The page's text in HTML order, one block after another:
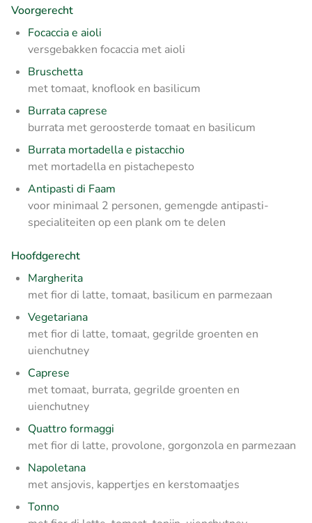
Voorgerecht
Focaccia e aioli
versgebakken focaccia met aioli
Bruschetta
met tomaat, knoflook en basilicum
Burrata caprese
burrata met geroosterde tomaat en basilicum
Burrata mortadella e pistacchio
met mortadella en pistachepesto
Antipasti di Faam
voor minimaal 2 personen, gemengde antipasti-
specialiteiten op een plank om te delen
Hoofdgerecht
Margherita
met fior di latte, tomaat, basilicum en parmezaan
Vegetariana
met fior di latte, tomaat, gegrilde groenten en
uienchutney
Caprese
met tomaat, burrata, gegrilde groenten en
uienchutney
Quattro formaggi
met fior di latte, provolone, gorgonzola en parmezaan
Napoletana
met ansjovis, kappertjes en kerstomaatjes
Tonno